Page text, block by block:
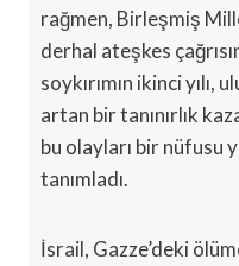
rağmen, Birleşmiş
derhal ateşkes
soykırımın ikinci yılı,
artan bir tanınırlık
bu olayları bir nüfusu
tanımladı.
İsrail, Gazze’deki